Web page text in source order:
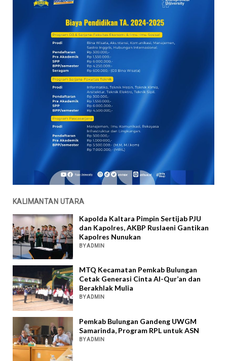
KALIMANTAN UTARA
Kapolda Kaltara Pimpin Sertijab PJU
dan Kapolres, AKBP Ruslaeni Gantikan
Kapolres Nunukan
BY ADMIN
MTQ Kecamatan Pemkab Bulungan
Cetak Generasi Cinta Al-Qur’an dan
Berakhlak Mulia
BY ADMIN
Pemkab Bulungan Gandeng UWGM
Samarinda, Program RPL untuk ASN
BY ADMIN